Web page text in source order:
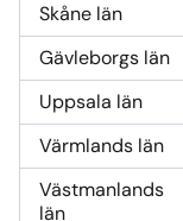
Skåne län
Gävleborgs län
Uppsala län
Värmlands län
Västmanlands
län